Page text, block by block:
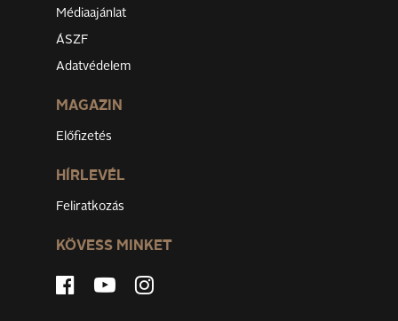
Médiaajánlat
ÁSZF
Adatvédelem
MAGAZIN
Előfizetés
HÍRLEVÉL
Feliratkozás
KÖVESS MINKET